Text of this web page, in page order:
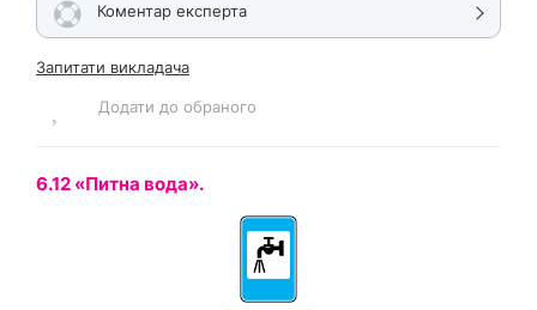
Коментар експерта
Запитати викладача
Додати до обраного
6.12 «Питна вода».